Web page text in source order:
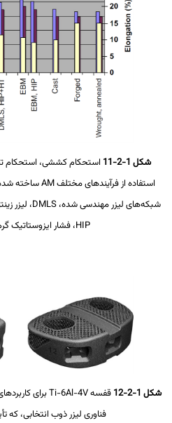
شکل 1-2-11 استحکام کششی، استحکام تسلیم
استفاده از فرآیندهای مختلفAMساخته شده
لیزر مهندسی شده،DMLS، لیزر زینتر
، فشار ایزوستاتیک گرم،
1-2-12 قفسهTi-6Al-4Vبرای کاربردهای
فناوری لیزر ذوب انتخابی، که تأیید